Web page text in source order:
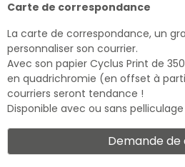
Carte de correspondance
La carte de correspondance, un
personnaliser son courrier.
Avec son papier Cyclus Print de
en quadrichromie (en offset à
courriers seront tendance !
Disponible avec ou sans
Demande de